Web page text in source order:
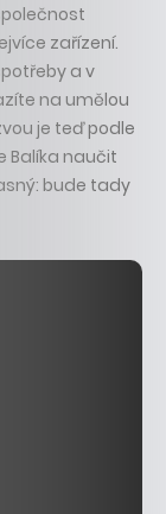
zařízení.
a v
na umělou
je teď podle
Balíka naučit
bude tady